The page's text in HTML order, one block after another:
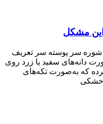
مشکل
شوره سر پوسته سر تعریف
دانه‌های سفید یا زرد روی
که به‌صورت تکه‌های
خشکی